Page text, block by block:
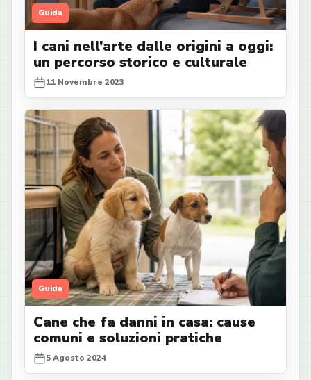
Guida
I cani nell’arte dalle origini a oggi:
un percorso storico e culturale
11 Novembre 2023
Guida
Cane che fa danni in casa: cause
comuni e soluzioni pratiche
5 Agosto 2024